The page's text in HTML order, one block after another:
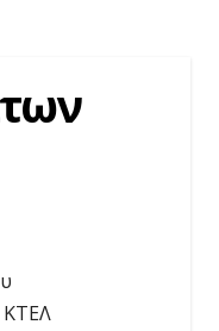
ΚΤΕΛ